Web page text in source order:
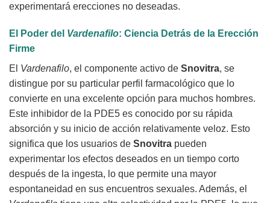
experimentará erecciones no deseadas.
El Poder del Vardenafilo: Ciencia Detrás de la Erección
Firme
El Vardenafilo, el componente activo de Snovitra, se
distingue por su particular perfil farmacológico que lo
convierte en una excelente opción para muchos hombres.
Este inhibidor de la PDE5 es conocido por su rápida
absorción y su inicio de acción relativamente veloz. Esto
significa que los usuarios de Snovitra pueden
experimentar los efectos deseados en un tiempo corto
después de la ingesta, lo que permite una mayor
espontaneidad en sus encuentros sexuales. Además, el